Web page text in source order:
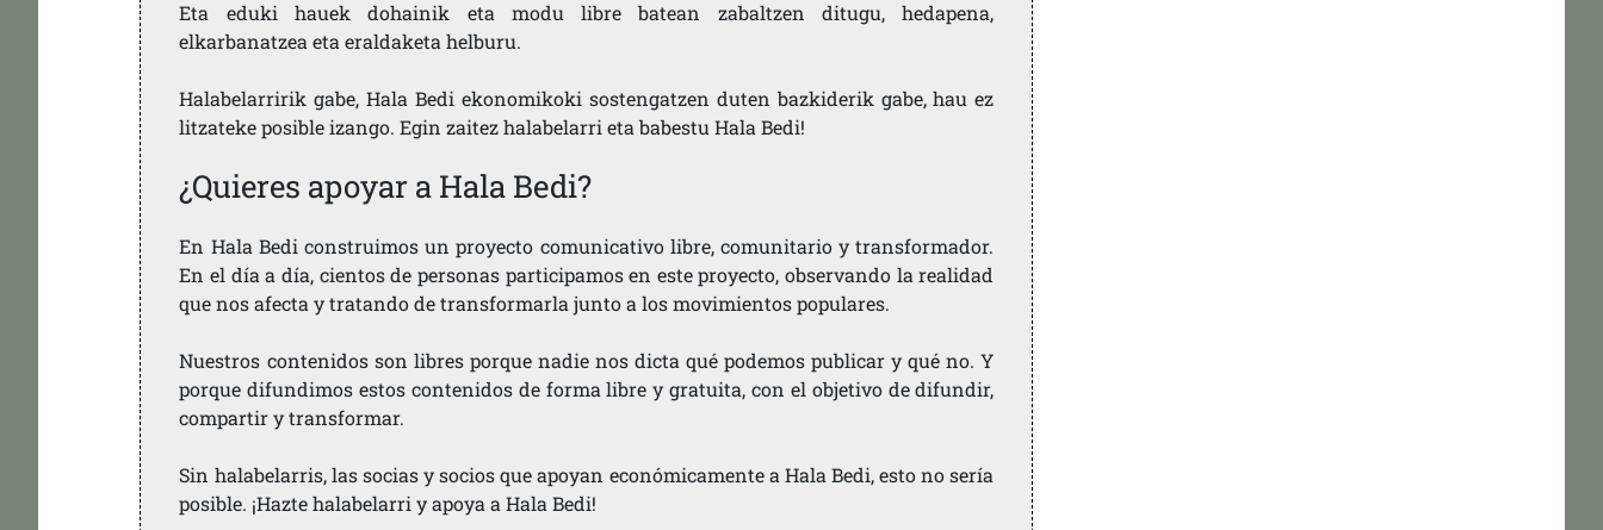
Eta eduki hauek dohainik eta modu libre batean zabaltzen ditugu, hedapena,
elkarbanatzea eta eraldaketa helburu.
Halabelarririk gabe, Hala Bedi ekonomikoki sostengatzen duten bazkiderik gabe, hau ez
litzateke posible izango. Egin zaitez halabelarri eta babestu Hala Bedi!
¿Quieres apoyar a Hala Bedi?
En Hala Bedi construimos un proyecto comunicativo libre, comunitario y transformador.
En el día a día, cientos de personas participamos en este proyecto, observando la realidad
que nos afecta y tratando de transformarla junto a los movimientos populares.
Nuestros contenidos son libres porque nadie nos dicta qué podemos publicar y qué no. Y
porque difundimos estos contenidos de forma libre y gratuita, con el objetivo de difundir,
compartir y transformar.
Sin halabelarris, las socias y socios que apoyan económicamente a Hala Bedi, esto no sería
posible. ¡Hazte halabelarri y apoya a Hala Bedi!